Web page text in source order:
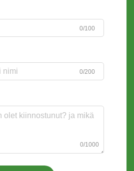
0/100
0/200
0/1000